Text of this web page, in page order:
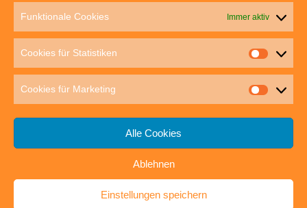
Funktionale Cookies Immer aktiv
Cookies für Statistiken
Cookies für Marketing
Alle Cookies
Ablehnen
Einstellungen speichern
70563 Stuttgart
post@outdoor-hochgenuss.de
IMPRESSUM DATENSCHUTZ